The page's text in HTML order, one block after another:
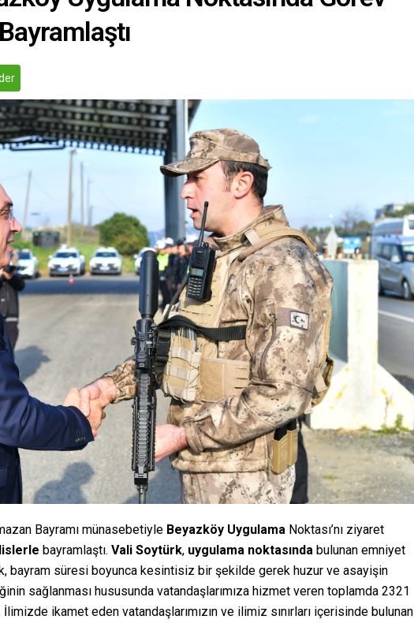
Bayramı münasebetiyle Beyazköy Uygulama Noktası’nı ziyaret
bayramlaştı. Vali Soytürk, uygulama noktasında bulunan emniyet
bayram süresi boyunca kesintisiz bir şekilde gerek huzur ve asayişin
sağlanması hususunda vatandaşlarımıza hizmet veren toplamda 2321
ikamet eden vatandaşlarımızın ve ilimiz sınırları içerisinde bulunan